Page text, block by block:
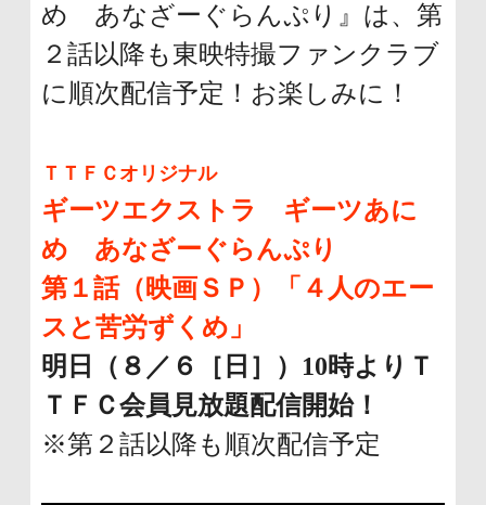
め あなざーぐらんぷり』は、第
２話以降も東映特撮ファンクラブ
に順次配信予定！お楽しみに！
ＴＴＦＣオリジナル
ギーツエクストラ ギーツあに
め あなざーぐらんぷり
第１話（映画ＳＰ）「４人のエー
スと苦労ずくめ」
明日（８／６［日］）10時よりＴ
ＴＦＣ会員見放題配信開始！
※第２話以降も順次配信予定